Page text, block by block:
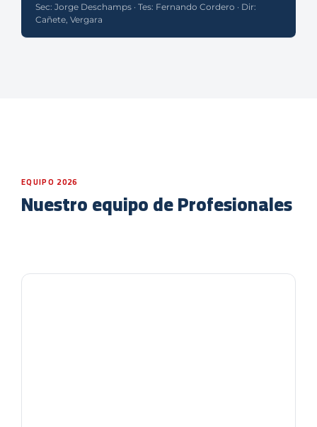
Sec: Jorge Deschamps · Tes: Fernando Cordero · Dir:
Cañete, Vergara
EQUIPO 2026
Nuestro equipo de Profesionales